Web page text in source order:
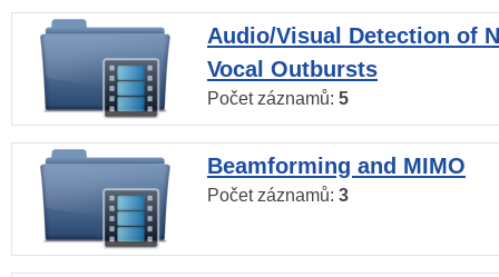
Audio/Visual Detection of
Vocal Outbursts
Počet záznamů: 5
Beamforming and MIMO
Počet záznamů: 3